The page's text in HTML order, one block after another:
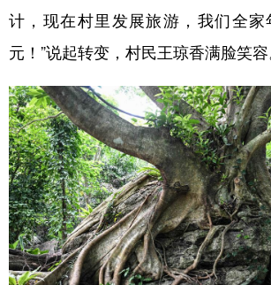
计，现在村里发展旅游，我们全家
元！”说起转变，村民王琼香满脸笑容